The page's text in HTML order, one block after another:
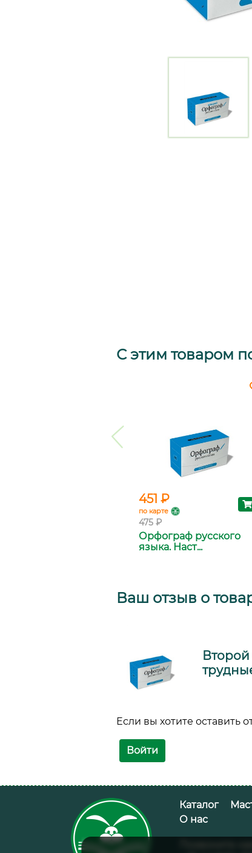
С этим товаром
451 ₽
по карте
475 ₽
Орфограф русского
языка. Наст...
Ваш отзыв о
Если вы хотите оставить
Войти
Каталог
О нас